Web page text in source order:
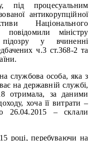
процесуальним
антикорупційної
Національного
міністру
у вчиненні
ч.3 ст.368-2 та
службова особа, яка з
на державній службі,
отримала, за даними
хоча її витрати –
– склали
році, перебуваючи на